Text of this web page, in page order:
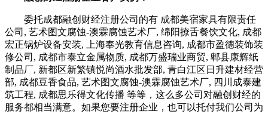
委托成都融创财经注册公司的有 成都美宿家具有限责任
公司, 艺术图文腐蚀-澳霖腐蚀艺术厂, 绵阳撩舌餐饮文化, 成都
宏正锅炉设备安装, 上海奉光教育信息咨询, 成都市盈德装饰装
修公司, 成都市泰立金属物质, 成都万盛瑞业商贸, 郫县康辉纸
制品厂, 新都区新繁镇悦尚酒水批发部, 青白江区日升建材经营
部, 成都豆香食品, 艺术图文腐蚀-澳霖腐蚀艺术厂, 四川成泰建
筑工程, 成都思乐得文化传播 等等，这么多公司对融创财经的
服务都相当满意。如果您要注册企业，也可以托付我们公司为